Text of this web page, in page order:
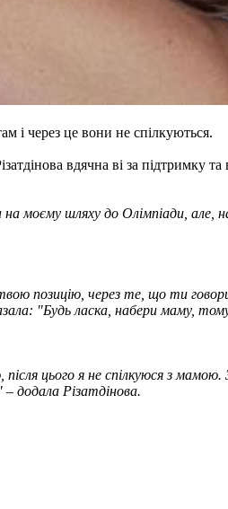
і через це вони не спілкуються.
вдячна ві за підтримку
моєму шляху до Олімпіади, але,
позицію, через те, що ти
"Будь ласка, набери маму,
після цього я не спілкуюся з
додала Різатдінова.